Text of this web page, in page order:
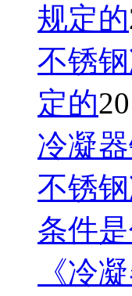
规定的
不锈
定的
冷凝
不锈
条件
《冷